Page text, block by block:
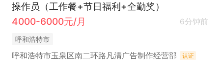
操作员（工作餐+节日福利+全勤奖）
4000-6000元/月
6分钟前
呼和浩特市
呼和浩特市玉泉区南二环路凡清广告制作经营部 认证